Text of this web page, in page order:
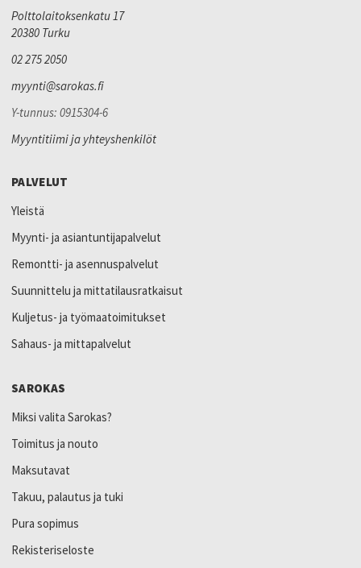
Polttolaitoksenkatu 17
20380 Turku
02 275 2050
myynti@sarokas.fi
Y-tunnus: 0915304-6
Myyntitiimi ja yhteyshenkilöt
PALVELUT
Yleistä
Myynti- ja asiantuntijapalvelut
Remontti- ja asennuspalvelut
Suunnittelu ja mittatilausratkaisut
Kuljetus- ja työmaatoimitukset
Sahaus- ja mittapalvelut
SAROKAS
Miksi valita Sarokas?
Toimitus ja nouto
Maksutavat
Takuu, palautus ja tuki
Pura sopimus
Rekisteriseloste